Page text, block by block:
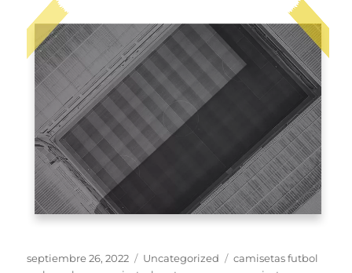
Publicado
septiembre 26, 2022 Categorías
Uncategorized Etiquetas
camisetas futbol